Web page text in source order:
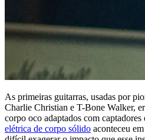
As primeiras guitarras, usadas por
Charlie Christian e T-Bone Walker,
corpo oco adaptados com
elétrica de corpo sólido aconteceu